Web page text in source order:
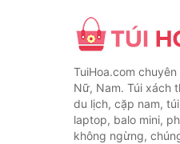
TuiHoa.com
Nữ, Nam. Túi xách
du lịch, cặp nam,
laptop, balo mini,
không ngừng,